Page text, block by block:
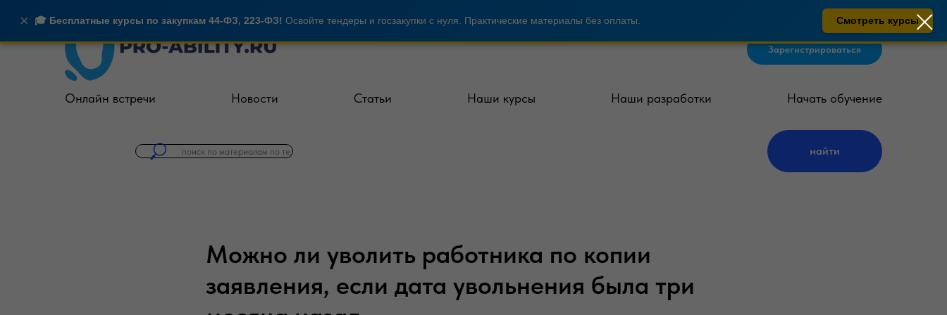
× 🎓 Бесплатные курсы по закупкам 44-ФЗ, 223-ФЗ! Освойте тендеры и госзакупки с нуля. Практические материалы без оплаты. Смотреть курсы
Зарегистрироваться
Онлайн встречи Новости Статьи Наши курсы Наши разработки Начать обучение
найти
Можно ли уволить работника по копии
заявления, если дата увольнения была три